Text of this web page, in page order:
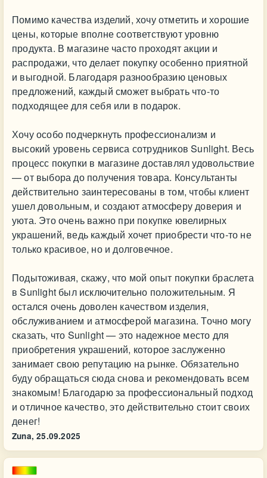
Помимо качества изделий, хочу отметить и хорошие
цены, которые вполне соответствуют уровню
продукта. В магазине часто проходят акции и
распродажи, что делает покупку особенно приятной
и выгодной. Благодаря разнообразию ценовых
предложений, каждый сможет выбрать что-то
подходящее для себя или в подарок.
Хочу особо подчеркнуть профессионализм и
высокий уровень сервиса сотрудников Sunlight. Весь
процесс покупки в магазине доставлял удовольствие
— от выбора до получения товара. Консультанты
действительно заинтересованы в том, чтобы клиент
ушел довольным, и создают атмосферу доверия и
уюта. Это очень важно при покупке ювелирных
украшений, ведь каждый хочет приобрести что-то не
только красивое, но и долговечное.
Подытоживая, скажу, что мой опыт покупки браслета
в Sunlight был исключительно положительным. Я
остался очень доволен качеством изделия,
обслуживанием и атмосферой магазина. Точно могу
сказать, что Sunlight — это надежное место для
приобретения украшений, которое заслуженно
занимает свою репутацию на рынке. Обязательно
буду обращаться сюда снова и рекомендовать всем
знакомым! Благодарю за профессиональный подход
и отличное качество, это действительно стоит своих
денег!
Zuna, 25.09.2025